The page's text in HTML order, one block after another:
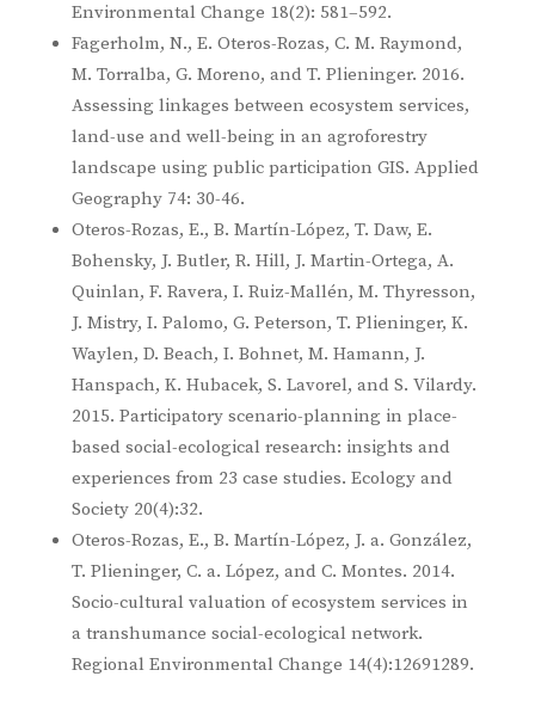
Environmental Change 18(2): 581–592.
Fagerholm, N., E. Oteros-Rozas, C. M. Raymond,
M. Torralba, G. Moreno, and T. Plieninger. 2016.
Assessing linkages between ecosystem services,
land-use and well-being in an agroforestry
landscape using public participation GIS. Applied
Geography 74: 30-46.
Oteros-Rozas, E., B. Martín-López, T. Daw, E.
Bohensky, J. Butler, R. Hill, J. Martin-Ortega, A.
Quinlan, F. Ravera, I. Ruiz-Mallén, M. Thyresson,
J. Mistry, I. Palomo, G. Peterson, T. Plieninger, K.
Waylen, D. Beach, I. Bohnet, M. Hamann, J.
Hanspach, K. Hubacek, S. Lavorel, and S. Vilardy.
2015. Participatory scenario-planning in place-
based social-ecological research: insights and
experiences from 23 case studies. Ecology and
Society 20(4):32.
Oteros-Rozas, E., B. Martín-López, J. a. González,
T. Plieninger, C. a. López, and C. Montes. 2014.
Socio-cultural valuation of ecosystem services in
a transhumance social-ecological network.
Regional Environmental Change 14(4):12691289.